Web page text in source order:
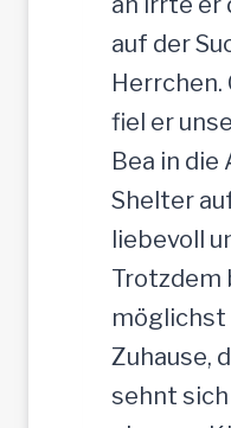
auf der
Herrchen.
fiel er
Bea in die
Shelter
liebevoll
Trotzdem
möglichst
Zuhause,
sehnt